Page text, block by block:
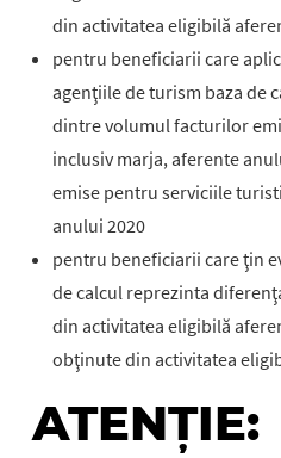
din activitatea eligibilă
pentru beneficiarii care
agenţiile de turism baza de
dintre volumul facturilor
inclusiv marja, aferente
emise pentru serviciile
anului 2020
pentru beneficiarii care ţin
de calcul reprezinta
din activitatea eligibilă
obţinute din activitatea
ATENȚIE: